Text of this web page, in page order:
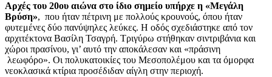
Αρχές του 20ου αιώνα στο ίδιο σημείο υπήρχε η «Μεγάλη
Βρύση», που ήταν πέτρινη με πολλούς κρουνούς, όπου ήταν
φυτεμένες δύο πανύψηλες λεύκες. Η οδός σχεδιάστηκε από τον
αρχιτέκτονα Βασίλη Τσαγρή. Τριγύρω στήθηκαν σιντριβάνια και
χώροι πρασίνου, γι’ αυτό την αποκάλεσαν και «πράσινη
λεωφόρο». Οι πολυκατοικίες του Μεσοπολέμου και τα όμορφα
νεοκλασικά κτίρια προσέδιδαν αίγλη στην περιοχή.